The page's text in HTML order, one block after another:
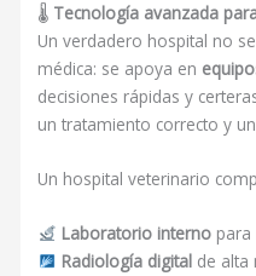
🌡 Tecnología avanzada
Un verdadero hospital no
médica: se apoya en
decisiones rápidas y
un tratamiento correcto y
Un hospital veterinario
Laboratorio internopara
Radiología digitalde alta